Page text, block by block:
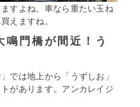
すよね。車なら重たい玉ね
えますね。
門橋が間近！う
では地上から「うずしお」
があります。アンカレイジ